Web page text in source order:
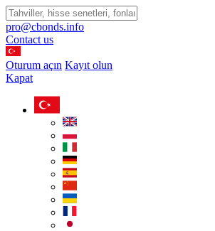
pro@cbonds.info
Contact us
Oturum açın Kayıt olun
Kapat